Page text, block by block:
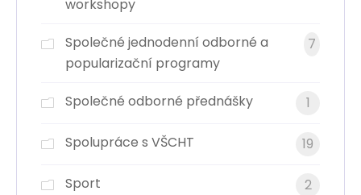
workshopy
Společné jednodenní odborné a
popularizační programy
7
Společné odborné přednášky 1
Spolupráce s VŠCHT 19
Sport 2